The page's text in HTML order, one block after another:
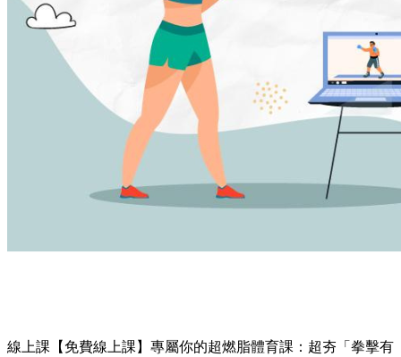
線上課 【免費線上課】專屬你的超燃脂體育課：超夯「拳擊有